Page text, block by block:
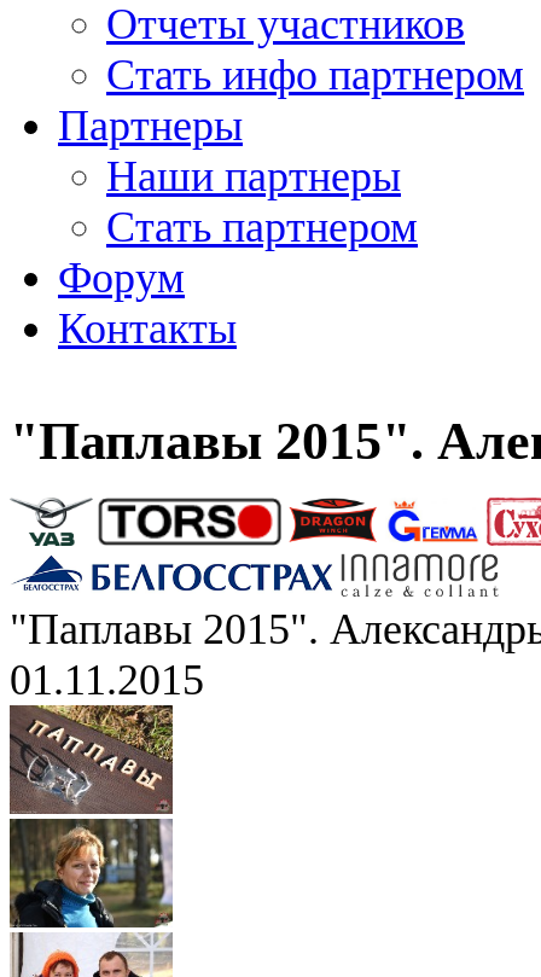
Отчеты участников
Стать инфо партнером
Партнеры
Наши партнеры
Стать партнером
Форум
Контакты
"Паплавы 2015".
"Паплавы 2015".
01.11.2015